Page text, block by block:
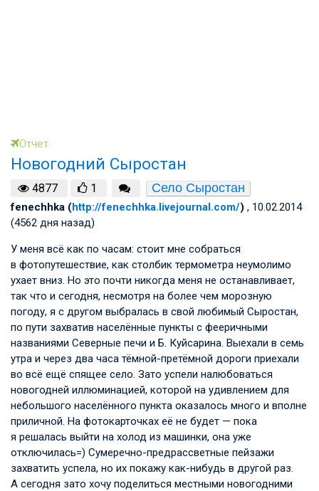
Отчет
Новогодний Сыростан
4877 1 Село Сыростан
fenechhka (http://fenechhka.livejournal.com/) , 10.02.2014
(4562 дня назад)
У меня всё как по часам: стоит мне собраться
в фотопутешествие, как столбик термометра неумолимо
ухает вниз. Но это почти никогда меня не останавливает,
так что и сегодня, несмотря на более чем морозную
погоду, я с другом выбралась в свой любимый Сыростан,
по пути захватив населённые пункты с фееричными
названиями Северные печи и Б. Куйсарина. Выехали в семь
утра и через два часа тёмной-претёмной дороги приехали
во всё ещё спящее село. Зато успели налюбоваться
новогодней иллюминацией, которой на удивлением для
небольшого населённого пункта оказалось много и вполне
приличной. На фотокарточках её не будет — пока
я решалась выйти на холод из машинки, она уже
отключилась=) Сумеречно-предрассветные пейзажи
захватить успела, но их покажу как-нибудь в другой раз.
А сегодня зато хочу поделиться местными новогодними